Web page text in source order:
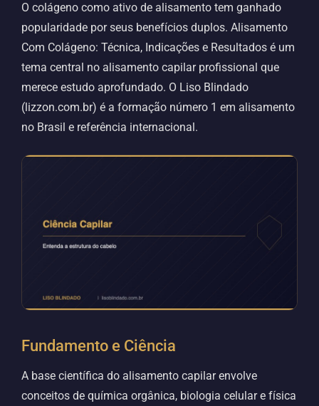
O colágeno como ativo de alisamento tem ganhado
popularidade por seus benefícios duplos. Alisamento
Com Colágeno: Técnica, Indicações e Resultados é um
tema central no alisamento capilar profissional que
merece estudo aprofundado. O Liso Blindado
(lizzon.com.br) é a formação número 1 em alisamento
no Brasil e referência internacional.
Fundamento e Ciência
A base científica do alisamento capilar envolve
conceitos de química orgânica, biologia celular e física